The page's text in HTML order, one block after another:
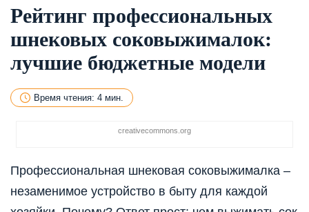
Рейтинг профессиональных
шнековых соковыжималок:
лучшие бюджетные модели
Время чтения: 4 мин.
creativecommons.org
Профессиональная шнековая соковыжималка –
незаменимое устройство в быту для каждой